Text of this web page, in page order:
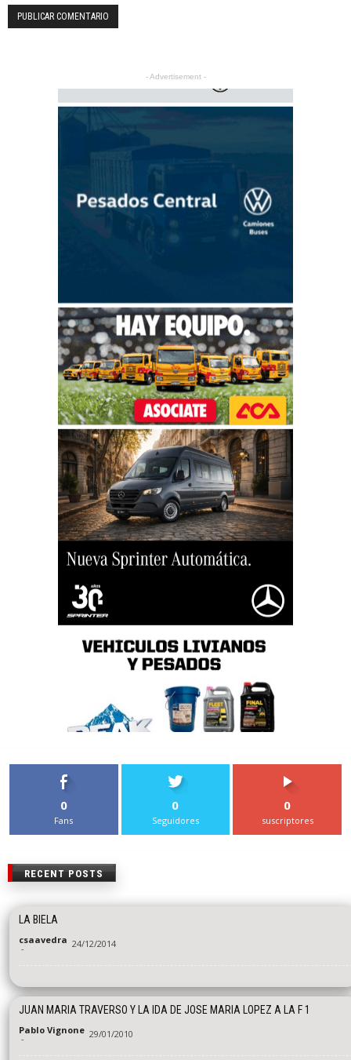
- Advertisement -
0
Fans
0
Seguidores
0
suscriptores
RECENT POSTS
LA BIELA
csaavedra
- 24/12/2014
JUAN MARIA TRAVERSO Y LA IDA DE JOSE MARIA LOPEZ A LA F 1
Pablo Vignone
- 29/01/2010